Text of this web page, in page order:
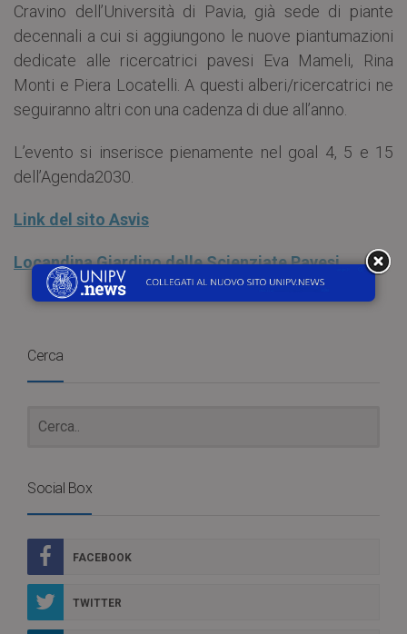
Cravino dell’Università di Pavia, già sede di piante
decennali a cui si aggiungono le nuove piantumazioni
dedicate alle ricercatrici pavesi Eva Mameli, Rina
Monti e Piera Locatelli. A questi alberi/ricercatrici ne
seguiranno altri con una cadenza di due all’anno.
L’evento si inserisce pienamente nel goal 4, 5 e 15
dell’Agenda2030.
Link del sito Asvis
Locandina Giardino delle Scienziate Pavesi
Cerca
Social Box
FACEBOOK
TWITTER